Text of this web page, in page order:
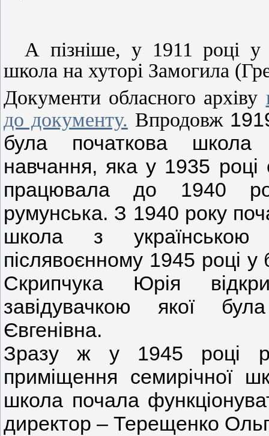
А пізніше, у 1911 році у
школа на хуторі Замогила
Документи обласного архіву
до документу. Впродовж
була початкова
навчання, яка у 1935
працювала до 1940
румунська. З 1940 року
школа з
післявоєнному 1945 році у
Скрипчука Юрія
завідувачкою якої
Євгенівна.
Зразу ж у 1945 році
приміщення семирічної
школа почала
директор – Терещенко